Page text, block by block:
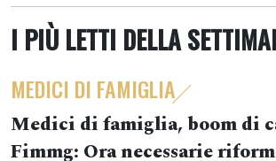
I PIÙ LETTI DELLA
MEDICI DI FAMIGLIA
Medici di famiglia, boom di
Fimmg: Ora necessarie